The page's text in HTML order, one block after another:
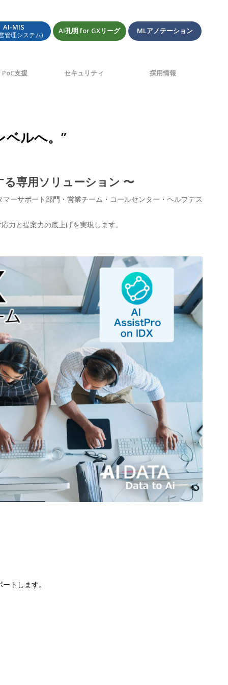
AI-MIS
管理システム) AI孔明 for GXリーグ MLアノテーション
支援 セキュリティ 採用情報
ベルへ。”
専用ソリューション 〜
ーサポート部門・営業チーム・コールセンター・ヘルプデス
力と提案力の底上げを実現します。
トします。